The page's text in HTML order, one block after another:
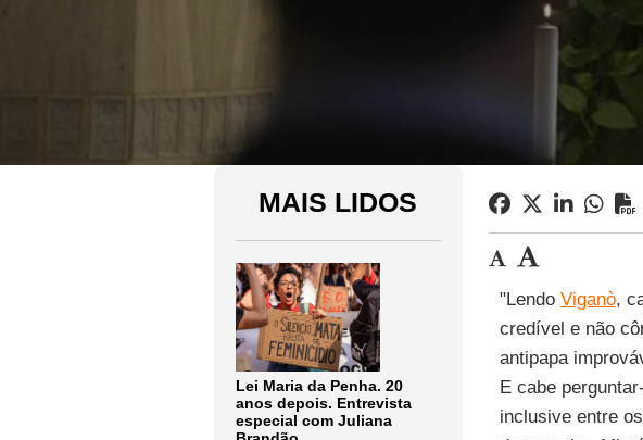
MAIS LIDOS
Lei Maria da Penha. 20
anos depois. Entrevista
especial com Juliana
"Lendo Viganò,
credível e não
antipapa
E cabe
inclusive entre